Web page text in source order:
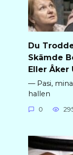
Du
Skämde
Eller Åker
— Pasi,
hallen
0